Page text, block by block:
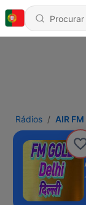
Rádios AIR